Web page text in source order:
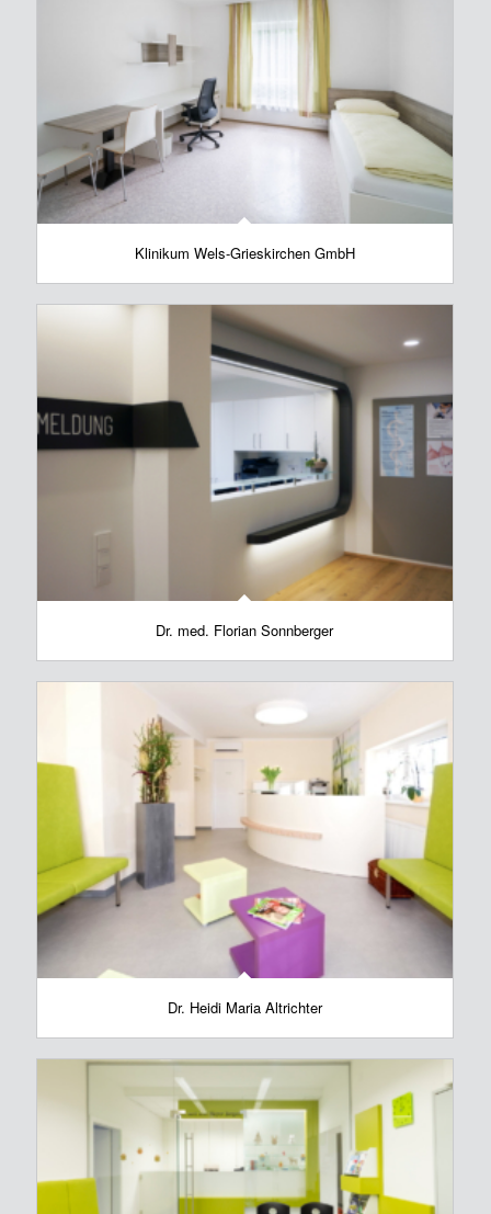
Klinikum Wels-Grieskirchen GmbH
Dr. med. Florian Sonnberger
Dr. Heidi Maria Altrichter